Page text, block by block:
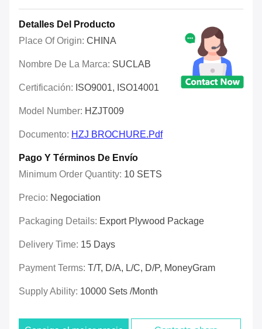
Detalles Del Producto
Place Of Origin: CHINA
Nombre De La Marca: SUCLAB
Certificación: ISO9001, ISO14001
Model Number: HZJT009
Documento: HZJ BROCHURE.pdf
Pago Y Términos De Envío
Minimum Order Quantity: 10 SETS
Precio: Negociation
Packaging Details: Export Plywood Package
Delivery Time: 15 Days
Payment Terms: T/T, D/A, L/C, D/P, MoneyGram
Supply Ability: 10000 Sets /Month